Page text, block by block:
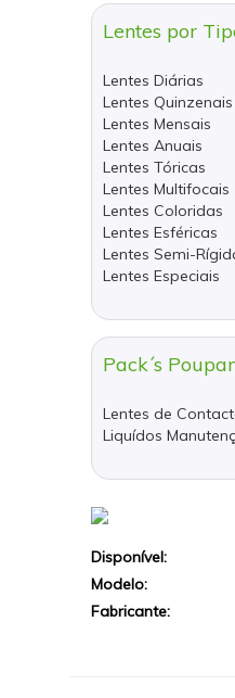
Lentes por
Lentes Diárias
Lentes Quinzenais
Lentes Mensais
Lentes Anuais
Lentes Tóricas
Lentes Multifocais
Lentes Coloridas
Lentes Esféricas
Lentes Semi-
Lentes Especiais
Pack´s
Lentes de
Liquídos
Disponível:
Modelo:
Fabricante: